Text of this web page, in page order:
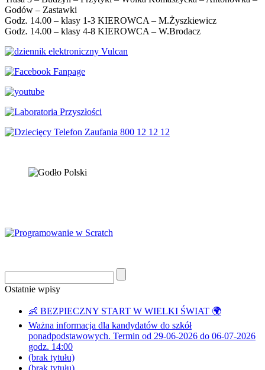
Godów – Zastawki
Godz. 14.00 – klasy 1-3 KIEROWCA – M.Żyszkiewicz
Godz. 14.00 – klasy 4-8 KIEROWCA – W.Brodacz
Ostatnie wpisy
👶 BEZPIECZNY START W WIELKI ŚWIAT 🌍
Ważna informacja dla kandydatów do szkół
ponadpodstawowych. Termin od 29-06-2026 do 06-07-2026
godz. 14:00
(brak tytułu)
(brak tytułu)